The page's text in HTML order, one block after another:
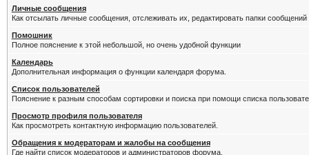
Личные сообщения
Как отсылать личные сообщения, отслеживать их, редактировать папки
Помошник
Полное пояснение к этой небольшой, но очень удобной функции
Календарь
Дополнительная информация о функции календаря форума.
Список пользователей
Пояснение к разным способам сортировки и поиска при помощи списка
Просмотр профиля пользователя
Как просмотреть контактную информацию пользователей.
Обращения к модераторам и жалобы на сообщения
Где найти список модераторов и администраторов форума.